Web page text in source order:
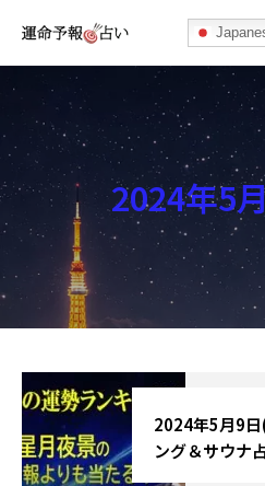
運命予報占い
運命予報占いとは
あなたの所属部屋を探そう！
最恐の相性占い
秘伝公開！吉凶カレンダー
記事カテゴリー
ブログ
お知らせ
2024年5
2024年5月9
ング＆サウナ